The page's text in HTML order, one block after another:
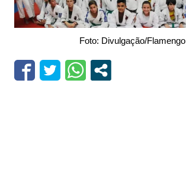
Foto: Divulgação/Flamengo